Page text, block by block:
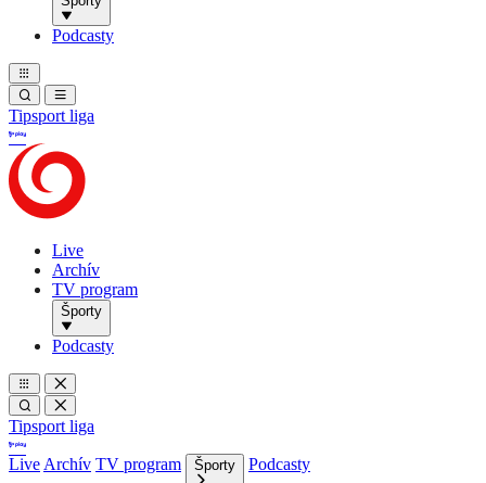
Podcasty
Tipsport liga
Live
Archív
TV program
Športy
Podcasty
Tipsport liga
Live Archív TV program Športy
Podcasty